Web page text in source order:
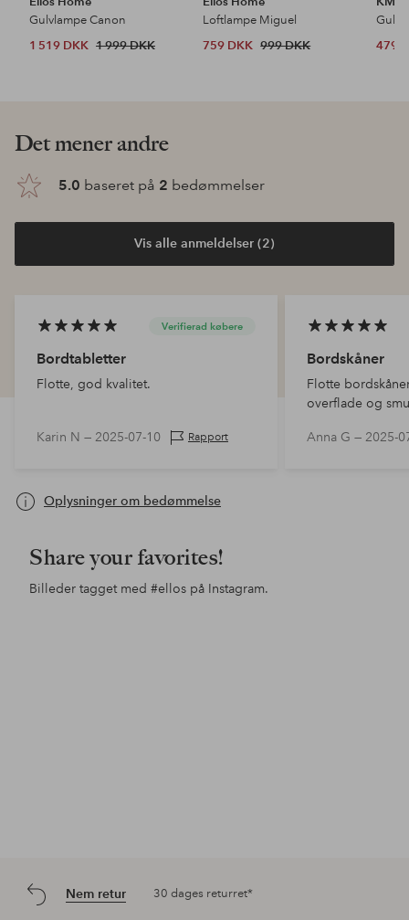
Gulvlampe Canon
1 519 DKK 1 999 DKK
Loftlampe Miguel
759 DKK 999 DKK
479
Det mener andre
5.0 baseret på 2 bedømmelser
Vis alle anmeldelser (2)
Verifierad købere
Bordtabletter
Flotte, god kvalitet.
Karin N — 2025-07-10 Rapport
Bordskåner
Flotte
overflade og
Anna G — 2025-
Oplysninger om bedømmelse
Share your favorites!
Billeder tagget med #ellos på Instagram.
Nem retur 30 dages returret*